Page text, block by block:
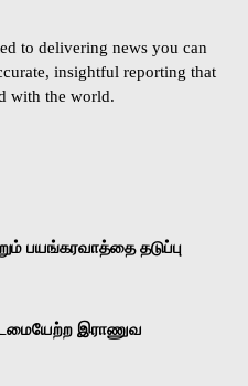
to delivering news you can
insightful reporting that
with the world.
பயங்கரவாத்தை தடுப்பு
இராணுவ